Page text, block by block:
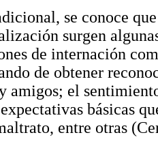
se conoce
surgen
de internación
de obtener
amigos; el
básicas
entre otras